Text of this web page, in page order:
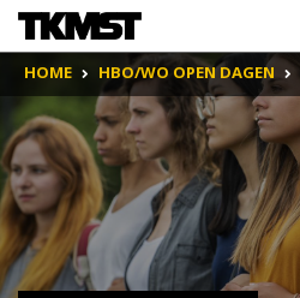
HOME HBO/WO OPEN DAGEN